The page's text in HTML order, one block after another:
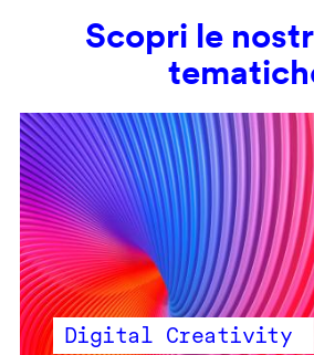
Scopri le
Digital Creativity